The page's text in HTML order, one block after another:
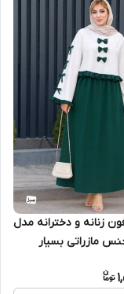
زنانه و دخترانه مدل
مازراتی بسیار